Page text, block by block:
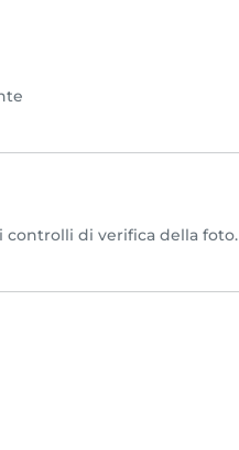
di verifica della foto.